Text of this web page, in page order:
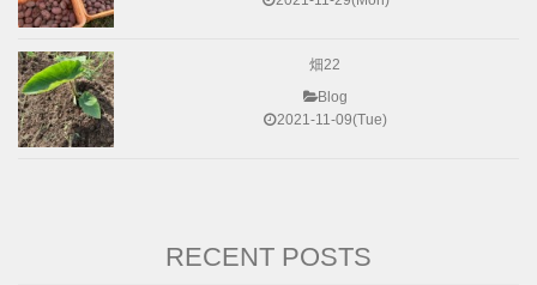
畑22
Blog
2021-11-09(Tue)
RECENT POSTS